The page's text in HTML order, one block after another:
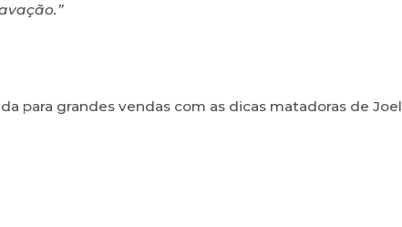
para grandes vendas com as dicas matadoras de Joel